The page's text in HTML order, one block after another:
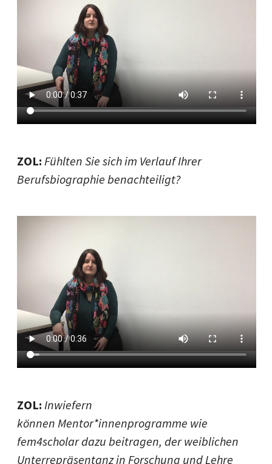
ZOL: Fühlten Sie sich im Verlauf Ihrer
Berufsbiographie benachteiligt?
ZOL: Inwiefern
können Mentor*innenprogramme wie
fem4scholar dazu beitragen, der weiblichen
Unterrepräsentanz in Forschung und Lehre